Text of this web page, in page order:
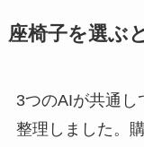
座椅子を選ぶ
3つのAIが共通し
整理しました。